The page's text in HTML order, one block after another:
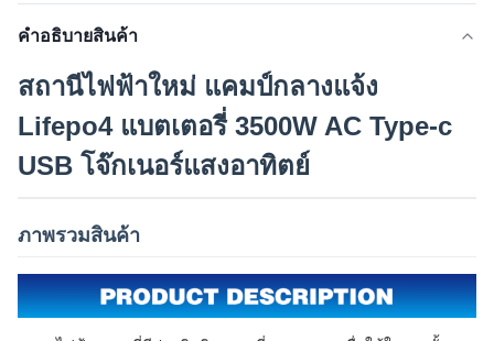
คําอธิบายสินค้า
สถานีไฟฟ้าใหม่ แคมป์กลางแจ้ง
Lifepo4 แบตเตอรี่ 3500W AC Type-c
USB โจ๊กเนอร์แสงอาทิตย์
ภาพรวมสินค้า